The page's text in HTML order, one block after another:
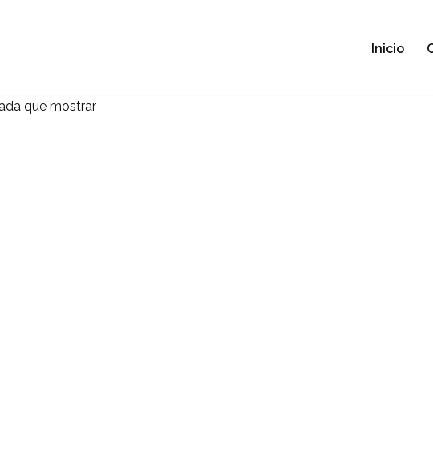
Inicio
que mostrar